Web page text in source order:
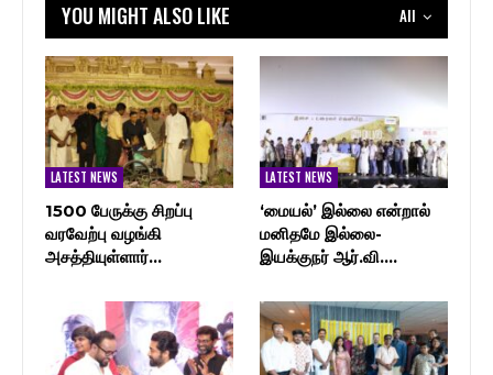
All
YOU MIGHT ALSO LIKE
LATEST NEWS
1500 பேருக்கு சிறப்பு
வரவேற்பு வழங்கி
அசத்தியுள்ளார்…
LATEST NEWS
‘மையல்’ இல்லை என்றால்
மனிதமே இல்லை-
இயக்குநர் ஆர்.வி.…